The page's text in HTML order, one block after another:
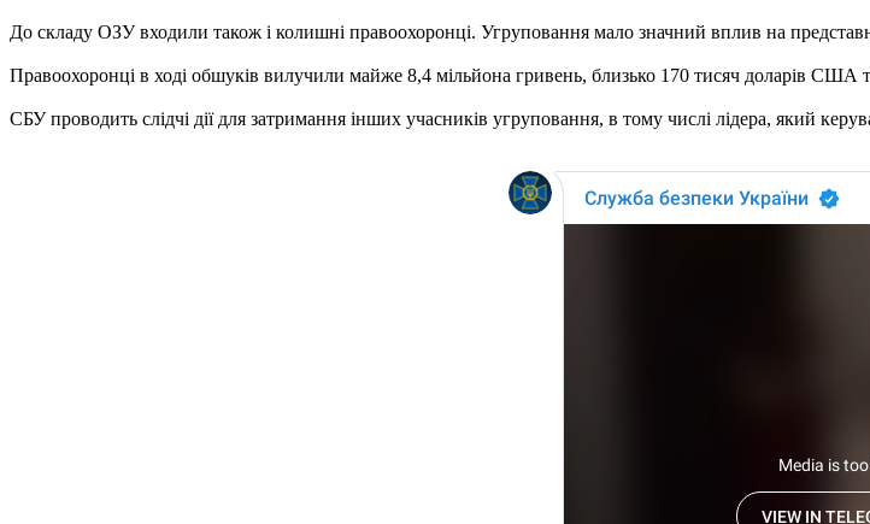
До складу ОЗУ входили також і колишні правоохоронці. Угруповання мало значний вплив на
Правоохоронці в ході обшуків вилучили майже 8,4 мільйона гривень, близько 170 тисяч доларів США
СБУ проводить слідчі дії для затримання інших учасників угруповання, в тому числі лідера, який